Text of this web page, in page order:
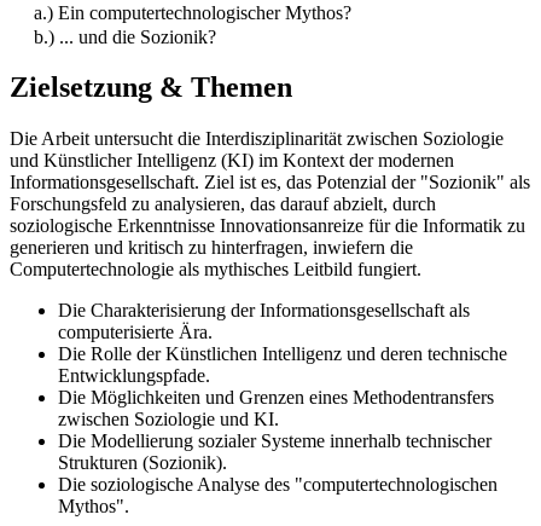
a.) Ein computertechnologischer Mythos?
b.) ... und die Sozionik?
Zielsetzung & Themen
Die Arbeit untersucht die Interdisziplinarität zwischen Soziologie
und Künstlicher Intelligenz (KI) im Kontext der modernen
Informationsgesellschaft. Ziel ist es, das Potenzial der "Sozionik" als
Forschungsfeld zu analysieren, das darauf abzielt, durch
soziologische Erkenntnisse Innovationsanreize für die Informatik zu
generieren und kritisch zu hinterfragen, inwiefern die
Computertechnologie als mythisches Leitbild fungiert.
Die Charakterisierung der Informationsgesellschaft als
computerisierte Ära.
Die Rolle der Künstlichen Intelligenz und deren technische
Entwicklungspfade.
Die Möglichkeiten und Grenzen eines Methodentransfers
zwischen Soziologie und KI.
Die Modellierung sozialer Systeme innerhalb technischer
Strukturen (Sozionik).
Die soziologische Analyse des "computertechnologischen
Mythos".